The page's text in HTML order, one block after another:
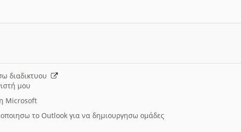
διαδικτυου
μου
Microsoft
το Outlook για να δημιουργησω ομάδες